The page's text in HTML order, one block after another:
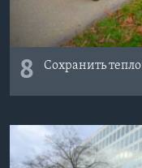
8 Сохранить тепло